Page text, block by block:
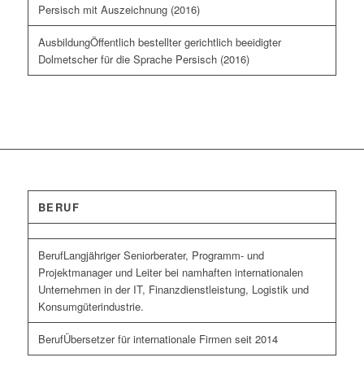
Persisch mit Auszeichnung (2016)
Öffentlich bestellter gerichtlich beeidigter
Dolmetscher für die Sprache Persisch (2016)
BERUF
Langjähriger Seniorberater, Programm- und
Projektmanager und Leiter bei namhaften internationalen
Unternehmen in der IT, Finanzdienstleistung, Logistik und
Konsumgüterindustrie.
Übersetzer für internationale Firmen seit 2014